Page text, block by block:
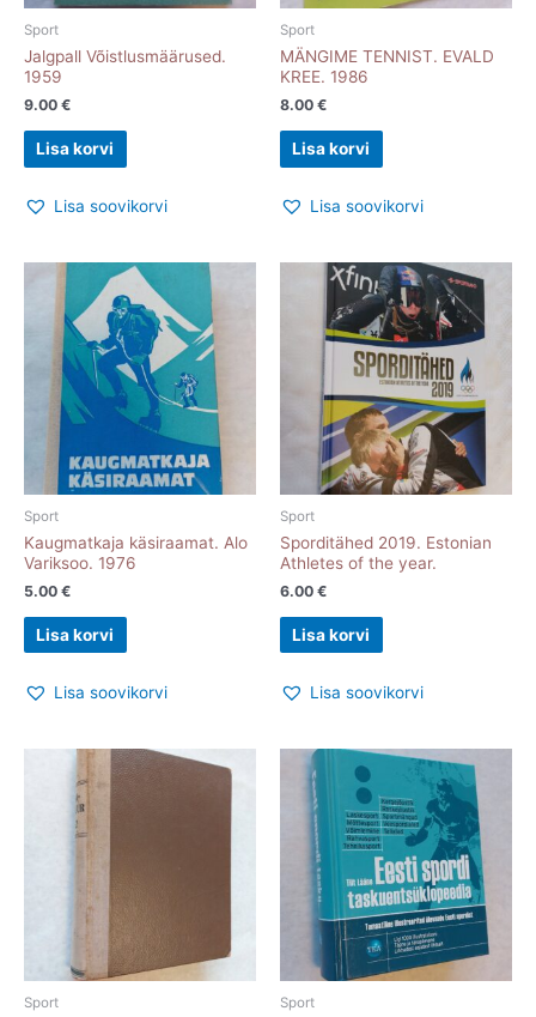
Sport
Jalgpall Võistlusmäärused.
1959
9.00 €
Lisa korvi
Lisa soovikorvi
Sport
MÄNGIME TENNIST. EVALD
KREE. 1986
8.00 €
Lisa korvi
Lisa soovikorvi
Sport
Kaugmatkaja käsiraamat. Alo
Variksoo. 1976
5.00 €
Lisa korvi
Lisa soovikorvi
Sport
Sporditähed 2019. Estonian
Athletes of the year.
6.00 €
Lisa korvi
Lisa soovikorvi
Sport Sport